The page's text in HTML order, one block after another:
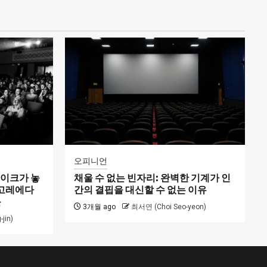
크가 놓
레에다
jin)
오피니언
채울 수 없는 빈자리: 완벽한 기계가 인
간의 결핍을 대신할 수 없는 이유
3개월 ago 최서연 (Choi Seo-yeon)